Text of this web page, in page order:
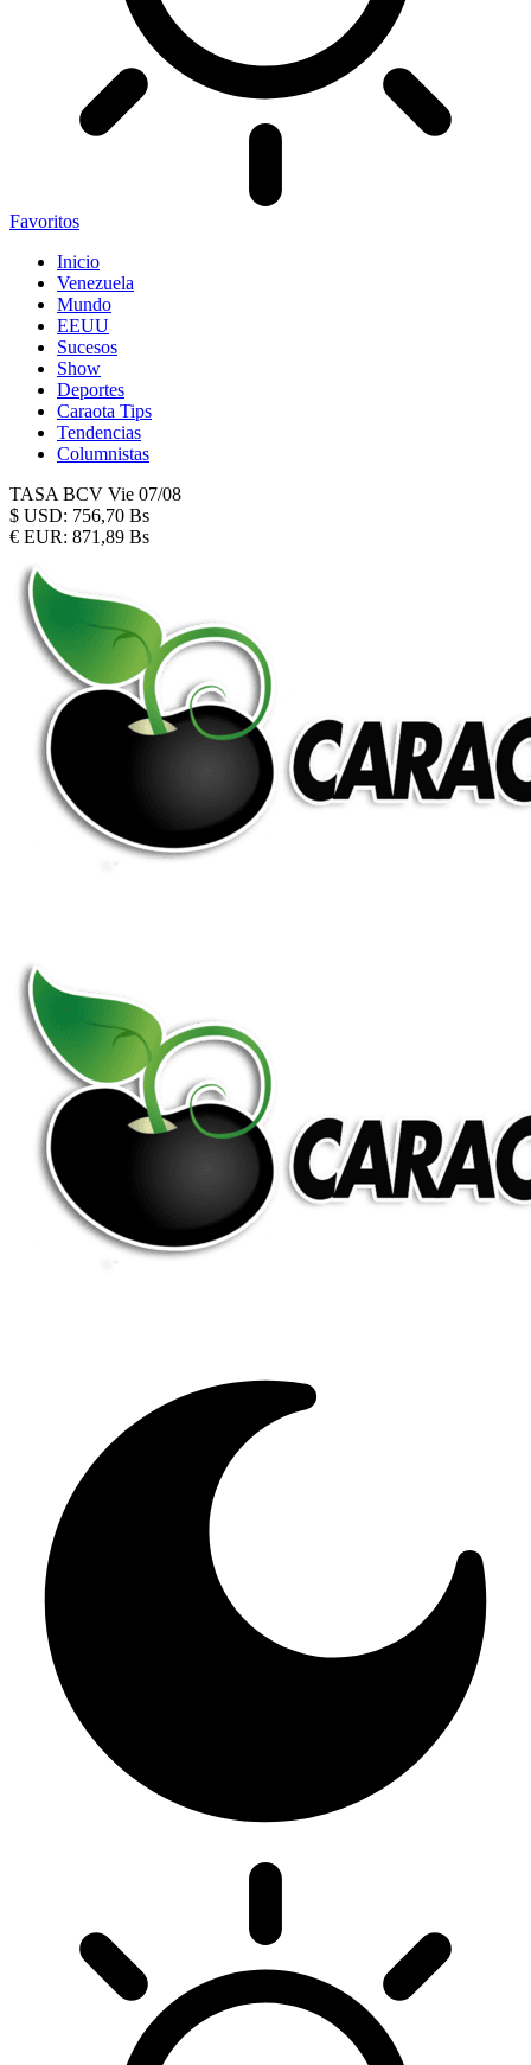
Favoritos
Inicio
Venezuela
Mundo
EEUU
Sucesos
Show
Deportes
Caraota Tips
Tendencias
Columnistas
TASA BCV Vie 07/08
$ USD: 756,70 Bs
€ EUR: 871,89 Bs